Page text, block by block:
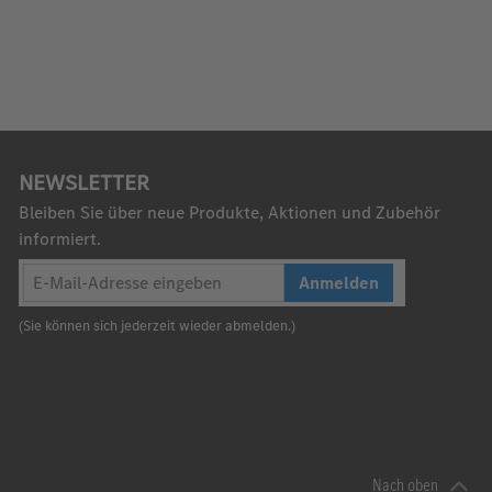
NEWSLETTER
Bleiben Sie über neue Produkte, Aktionen und Zubehör
informiert.
Anmelden
(Sie können sich jederzeit wieder abmelden.)
Nach oben